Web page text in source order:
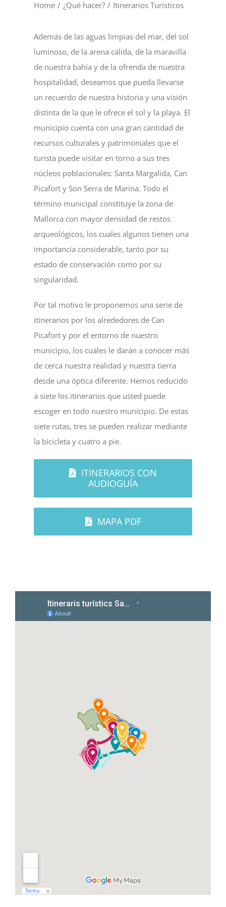
Home / ¿Qué hacer? / Itinerarios Turísticos
Además de las aguas limpias del mar, del sol
luminoso, de la arena cálida, de la maravilla
de nuestra bahía y de la ofrenda de nuestra
hospitalidad, deseamos que pueda llevarse
un recuerdo de nuestra historia y una visión
distinta de la que le ofrece el sol y la playa. El
municipio cuenta con una gran cantidad de
recursos culturales y patrimoniales que el
turista puede visitar en torno a sus tres
núcleos poblacionales: Santa Margalida, Can
Picafort y Son Serra de Marina. Todo el
término municipal constituye la zona de
Mallorca con mayor densidad de restos
arqueológicos, los cuales algunos tienen una
importancia considerable, tanto por su
estado de conservación como por su
singularidad.
Por tal motivo le proponemos una serie de
itinerarios por los alrededores de Can
Picafort y por el entorno de nuestro
municipio, los cuales le darán a conocer más
de cerca nuestra realidad y nuestra tierra
desde una óptica diferente. Hemos reducido
a siete los itinerarios que usted puede
escoger en todo nuestro municipio. De estas
siete rutas, tres se pueden realizar mediante
la bicicleta y cuatro a pie.
ITINERARIOS CON
AUDIOGUÍA
MAPA PDF